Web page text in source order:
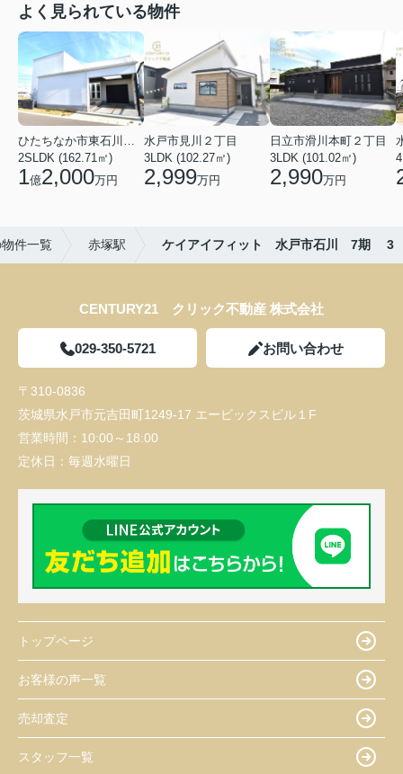
よく見られている物件
2SLDK (162.71㎡)
1億2,000万円
水戸市見川２丁目
3LDK (102.27㎡)
2,999万円
日立市滑川本町２丁目
3LDK (101.02㎡)
2,990万円
件一覧 赤塚駅 ケイアイフィット 水戸市石川 7期 3
CENTURY21 クリック不動産 株式会社
029-350-5721 お問い合わせ
〒310-0836
茨城県水戸市元吉田町1249-17 エービックスビル１F
営業時間： 10:00～18:00
定休日： 毎週水曜日
トップページ
お客様の声一覧
売却査定
スタッフ一覧